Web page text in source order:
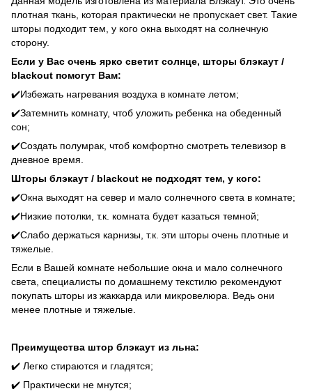
плотная ткань, которая практически не пропускает свет. Такие
шторы подходит тем, у кого окна выходят на солнечную
сторону.
Если у Вас очень ярко светит солнце, шторы блэкаут /
blackout помогут Вам:
✔️Избежать нагревания воздуха в комнате летом;
✔️Затемнить комнату, чтоб уложить ребенка на обеденный
сон;
✔️Создать полумрак, чтоб комфортно смотреть телевизор в
дневное время.
Шторы блэкаут / blackout не подходят тем, у кого:
✔️Окна выходят на север и мало солнечного света в комнате;
✔️Низкие потолки, т.к. комната будет казаться темной;
✔️Слабо держаться карнизы, т.к. эти шторы очень плотные и
тяжелые.
Если в Вашей комнате небольшие окна и мало солнечного
света, специалисты по домашнему текстилю рекомендуют
покупать шторы из жаккарда или микровелюра. Ведь они
менее плотные и тяжелые.
Преимущества штор блэкаут из льна:
✔️ Легко стираются и гладятся;
✔️ Практически не мнутся;